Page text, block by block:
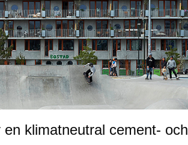
klimatneutral cement- och